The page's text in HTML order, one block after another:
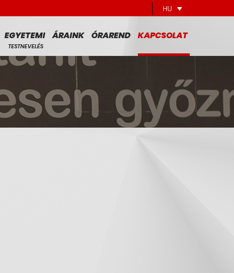
HU
EGYETEMI
TESTNEVELÉS
ÁRAINK ÓRAREND KAPCSOLAT